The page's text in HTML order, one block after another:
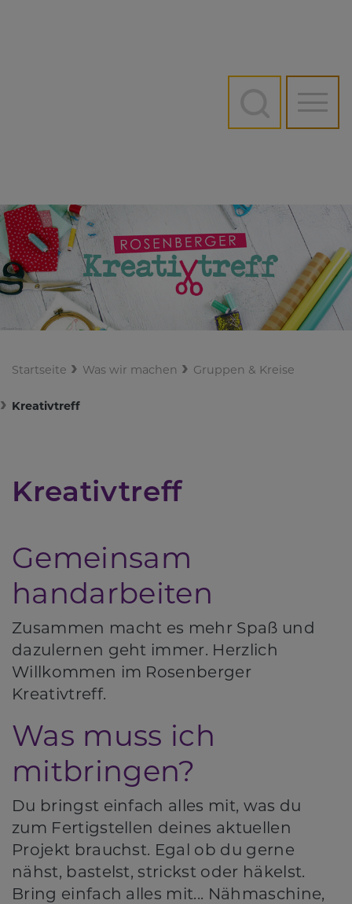
Startseite Was wir machen Gruppen & Kreise
Kreativtreff
Kreativtreff
Gemeinsam
handarbeiten
Zusammen macht es mehr Spaß und
dazulernen geht immer. Herzlich
Willkommen im Rosenberger
Kreativtreff.
Was muss ich
mitbringen?
Du bringst einfach alles mit, was du
zum Fertigstellen deines aktuellen
Projekt brauchst. Egal ob du gerne
nähst, bastelst, strickst oder häkelst.
Bring einfach alles mit... Nähmaschine,